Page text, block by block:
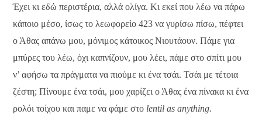
Έχει κι εδώ περιστέρια, αλλά ολίγα. Κι εκεί που λέω να πάρω
κάποιο μέσο, ίσως το λεωφορείο 423 να γυρίσω πίσω, πέφτει
ο Άθας απάνω μου, μόνιμος κάτοικος Νιουτάουν. Πάμε για
μπύρες του λέω, όχι καπνίζουν, μου λέει, πάμε στο σπίτι μου
ν’ αφήσω τα πράγματα να πιούμε κι ένα τσάι. Τσάι με τέτοια
ζέστη; Πίνουμε ένα τσάι, μου χαρίζει ο Άθας ένα πίνακα κι ένα
ρολόι τοίχου και παμε να φάμε στο lentil as anything.